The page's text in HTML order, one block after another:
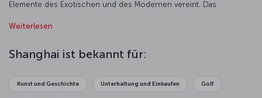
Elemente des Exotischen und des Modernen vereint. Das
Stadtplanungsmuseum ist ebenso faszinierend. Vielleicht möchten
Tempel inneren Frieden finden. Anschließend können Sie in 50
Moganshan Road die Gegenwartskunst der Stadt erkunden. Wenn
das Drehrestaurant des berühmten Fernsehturms Oriental Pearl
Weiterlesen
Shanghai ist bekannt für:
Kunst und Geschichte Unterhaltung und Einkaufen Golf